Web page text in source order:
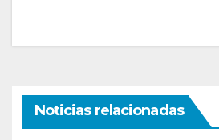
entradas
Noticias relacionadas